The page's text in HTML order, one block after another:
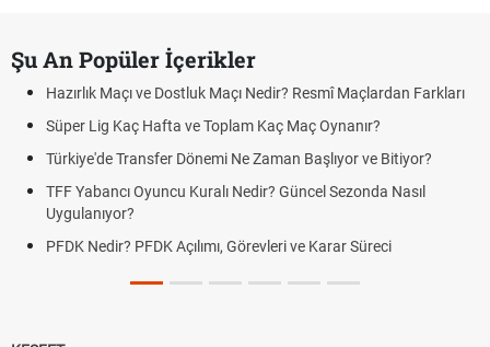
Şu An Popüler İçerikler
Hazırlık Maçı ve Dostluk Maçı Nedir? Resmî Maçlardan Farkları
Süper Lig Kaç Hafta ve Toplam Kaç Maç Oynanır?
Türkiye'de Transfer Dönemi Ne Zaman Başlıyor ve Bitiyor?
TFF Yabancı Oyuncu Kuralı Nedir? Güncel Sezonda Nasıl
Uygulanıyor?
PFDK Nedir? PFDK Açılımı, Görevleri ve Karar Süreci